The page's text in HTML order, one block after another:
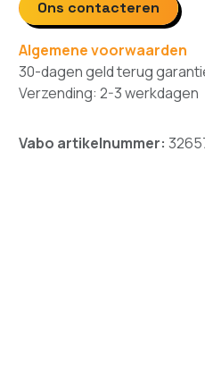
Ons contacteren
Algemene voorwaarden
30-dagen geld terug
Verzending: 2-3 werkdagen
Vabo artikelnummer: